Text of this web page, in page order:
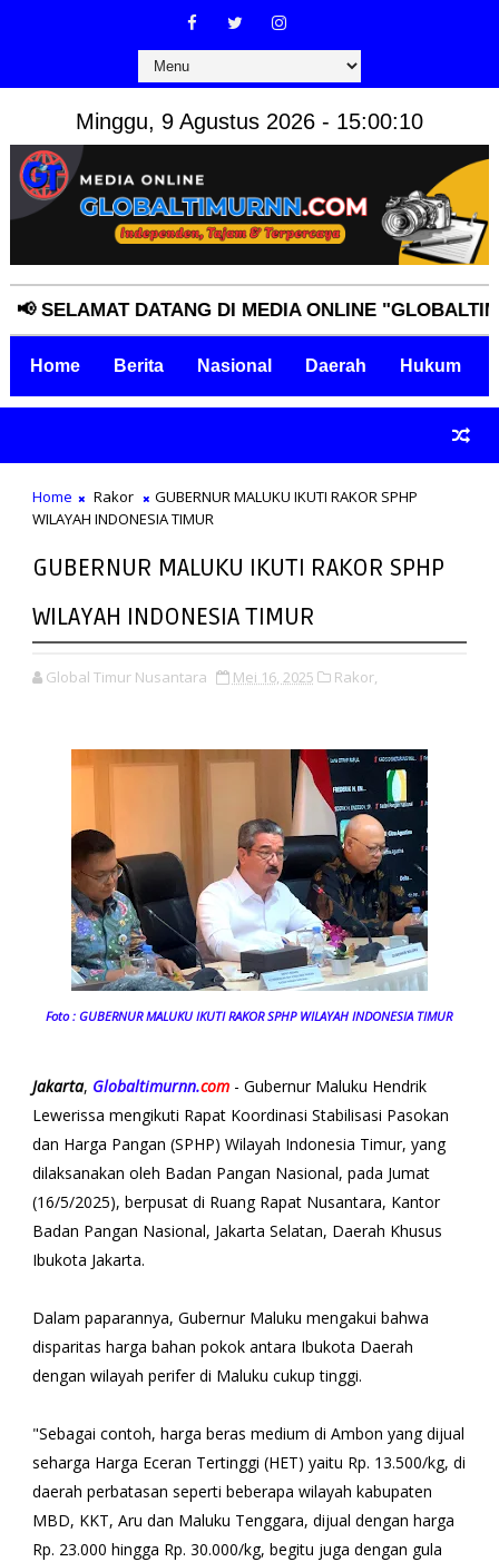
Minggu, 9 Agustus 2026 - 15:00:11
DATANG DI MEDIA ONLINE
Home Berita Nasional Daerah Hukum
Home Rakor
GUBERNUR MALUKU IKUTI RAKOR SPHP
WILAYAH INDONESIA TIMUR
GUBERNUR MALUKU IKUTI RAKOR SPHP
WILAYAH INDONESIA TIMUR
Global Timur Nusantara Mei 16, 2025 Rakor,
Foto : GUBERNUR MALUKU IKUTI RAKOR SPHP WILAYAH INDONESIA TIMUR
Jakarta, Globaltimurnn.com- Gubernur Maluku Hendrik
Lewerissa mengikuti Rapat Koordinasi Stabilisasi Pasokan
dan Harga Pangan (SPHP) Wilayah Indonesia Timur, yang
dilaksanakan oleh Badan Pangan Nasional, pada Jumat
(16/5/2025), berpusat di Ruang Rapat Nusantara, Kantor
Badan Pangan Nasional, Jakarta Selatan, Daerah Khusus
Ibukota Jakarta.
Dalam paparannya, Gubernur Maluku mengakui bahwa
disparitas harga bahan pokok antara Ibukota Daerah
dengan wilayah perifer di Maluku cukup tinggi.
"Sebagai contoh, harga beras medium di Ambon yang dijual
seharga Harga Eceran Tertinggi (HET) yaitu Rp. 13.500/kg, di
daerah perbatasan seperti beberapa wilayah kabupaten
MBD, KKT, Aru dan Maluku Tenggara, dijual dengan harga
Rp. 23.000 hingga Rp. 30.000/kg, begitu juga dengan gula